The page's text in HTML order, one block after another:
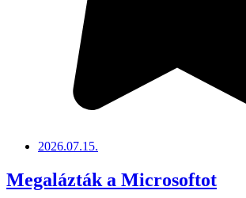
2026.07.15.
Megalázták a Microsoftot